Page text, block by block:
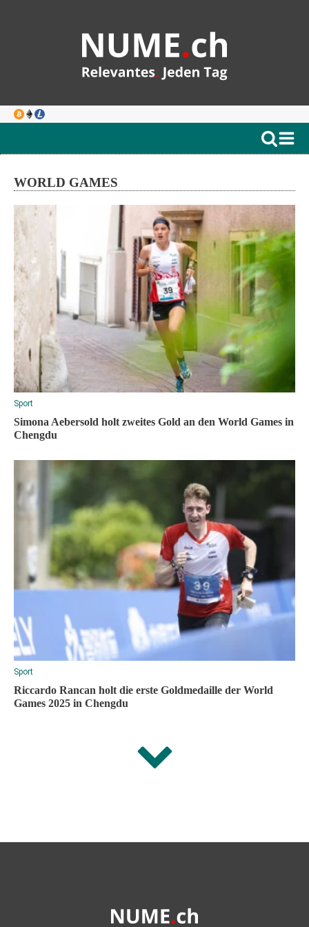
WORLD GAMES
Sport
Simona Aebersold holt zweites Gold an den World Games in
Chengdu
Sport
Riccardo Rancan holt die erste Goldmedaille der World
Games 2025 in Chengdu